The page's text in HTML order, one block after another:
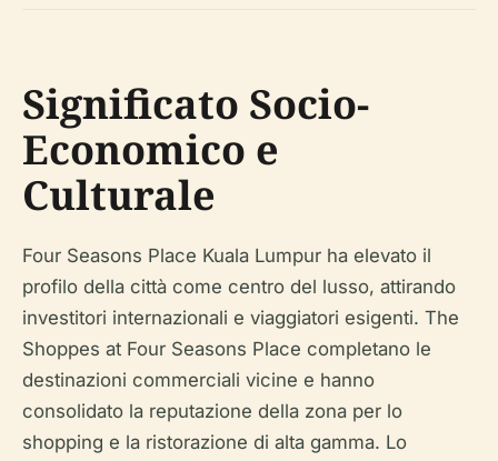
Significato Socio-
Economico e
Culturale
Four Seasons Place Kuala Lumpur ha elevato il
profilo della città come centro del lusso, attirando
investitori internazionali e viaggiatori esigenti. The
Shoppes at Four Seasons Place completano le
destinazioni commerciali vicine e hanno
consolidato la reputazione della zona per lo
shopping e la ristorazione di alta gamma. Lo